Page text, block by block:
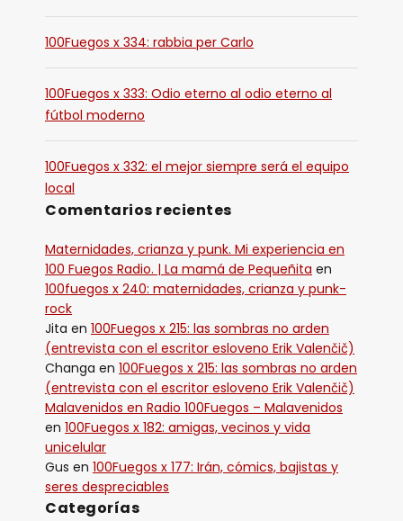
100Fuegos x 334: rabbia per Carlo
100Fuegos x 333: Odio eterno al odio eterno al
fútbol moderno
100Fuegos x 332: el mejor siempre será el equipo
local
Comentarios recientes
Maternidades, crianza y punk. Mi experiencia en
100 Fuegos Radio. | La mamá de Pequeñita en
100fuegos x 240: maternidades, crianza y punk-
rock
Jita en 100Fuegos x 215: las sombras no arden
(entrevista con el escritor esloveno Erik Valenčič)
Changa en 100Fuegos x 215: las sombras no arden
(entrevista con el escritor esloveno Erik Valenčič)
Malavenidos en Radio 100Fuegos – Malavenidos
en 100Fuegos x 182: amigas, vecinos y vida
unicelular
Gus en 100Fuegos x 177: Irán, cómics, bajistas y
seres despreciables
Categorías